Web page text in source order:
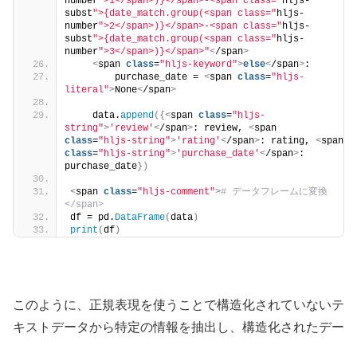
subst">{date_match.group(<span class="hljs-
number">2</span>)}</span>-<span class="hljs-
subst">{date_match.group(<span class="hljs-
number">3</span>)}</span>"</span>
<span class="hljs-keyword">else</span>:
        purchase_date =
<span class="hljs-
literal">None</span>
    data.
append({<span class="hljs-
string"> 'review'</span>: review, <
class="hljs-string"> 'rating'</span>: rating, <
class="hljs-string"> 'purchase_date'</span>:
purchase_date })
<span class="hljs-comment"># データフレームに変換
</span>
df = pd. DataFrame(data )
print (df )
このように、正規表現を使うことで構造化されていないテ
キストデータから特定の情報を抽出し、構造化されたデー